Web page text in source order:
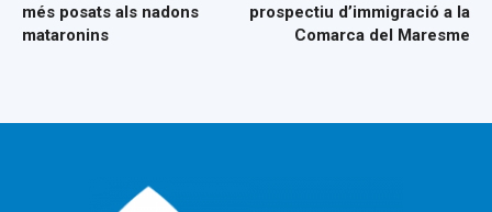
més posats als nadons
mataronins
prospectiu d’immigració a la
Comarca del Maresme